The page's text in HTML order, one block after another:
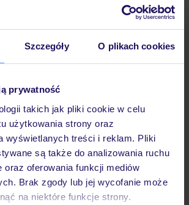
Szczegóły O plikach cookies
prywatność
takich jak pliki cookie w celu
użytkowania strony oraz
wyświetlanych treści i reklam. Pliki
są także do analizowania ruchu
oraz oferowania funkcji mediów
Brak zgody lub jej wycofanie może
na niektóre funkcje strony.